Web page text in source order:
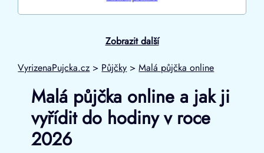
Zobrazit další
VyrizenaPujcka.cz > Půjčky > Malá půjčka online
Malá půjčka online a jak ji
vyřídit do hodiny v roce
2026